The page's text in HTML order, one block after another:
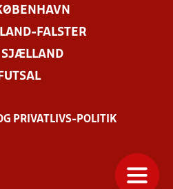
FALSTER
SJÆLLAND
FUTSAL
PRIVATLIVS-POLITIK